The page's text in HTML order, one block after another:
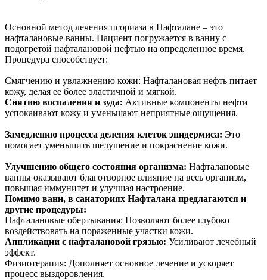
Основной метод лечения псориаза в Нафталане – это
нафталановые ванны. Пациент погружается в ванну с
подогретой нафталановой нефтью на определенное время.
Процедура способствует:
Смягчению и увлажнению кожи: Нафталановая нефть питает
кожу, делая ее более эластичной и мягкой.
Снятию воспаления и зуда: Активные компоненты нефти
успокаивают кожу и уменьшают неприятные ощущения.
Замедлению процесса деления клеток эпидермиса: Это
помогает уменьшить шелушение и покраснение кожи.
Улучшению общего состояния организма: Нафталановые
ванны оказывают благотворное влияние на весь организм,
повышая иммунитет и улучшая настроение.
Помимо ванн, в санаториях Нафталана предлагаются и
другие процедуры:
Нафталановые обертывания: Позволяют более глубоко
воздействовать на пораженные участки кожи.
Аппликации с нафталановой грязью: Усиливают лечебный
эффект.
Физиотерапия: Дополняет основное лечение и ускоряет
процесс выздоровления.